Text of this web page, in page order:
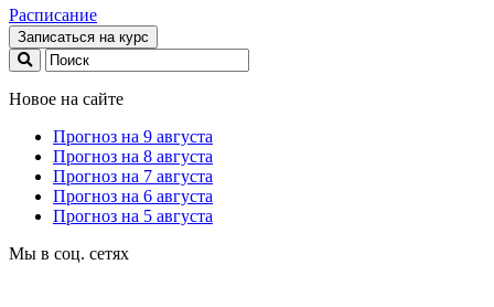
Расписание
Записаться на курс
Новое на сайте
Прогноз на 9 августа
Прогноз на 8 августа
Прогноз на 7 августа
Прогноз на 6 августа
Прогноз на 5 августа
Мы в соц. сетях